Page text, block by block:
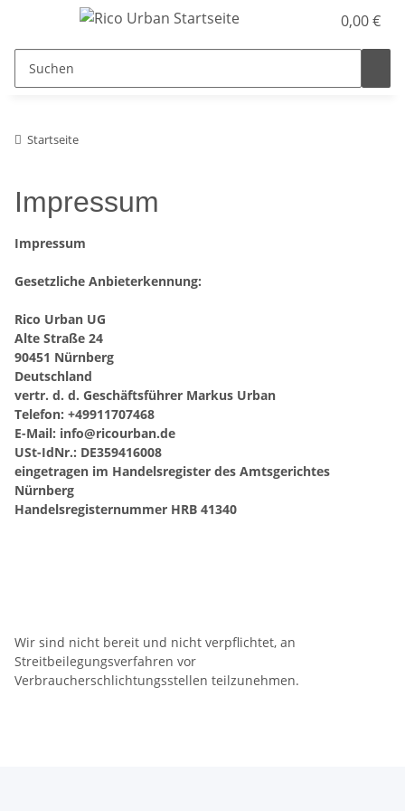
0,00 €
Startseite
Impressum
Impressum
Gesetzliche Anbieterkennung:
Rico Urban UG
Alte Straße 24
90451 Nürnberg
Deutschland
vertr. d. d. Geschäftsführer Markus Urban
Telefon: +49911707468
E-Mail: info@ricourban.de
USt-IdNr.: DE359416008
eingetragen im Handelsregister des Amtsgerichtes
Nürnberg
Handelsregisternummer HRB 41340
Wir sind nicht bereit und nicht verpflichtet, an
Streitbeilegungsverfahren vor
Verbraucherschlichtungsstellen teilzunehmen.